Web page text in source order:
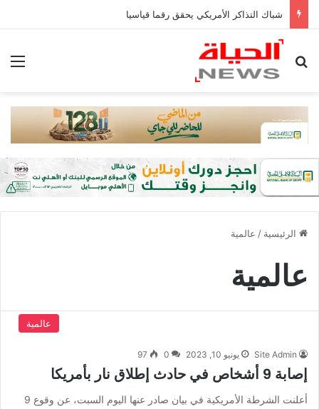
شباك التذاكر الأمريكي يحقق رقما قياسيا
بحث عن
الرئيسية / عالمية
عالمية
عالمية
Site Admin يونيو 10, 2023 0
97
إصابة 9 أشخاص في حادث إطلاق نار بأمريكا
أعلنت الشرطة الأمريكية في بيان صادر عنها اليوم السبت، عن وقوع 9